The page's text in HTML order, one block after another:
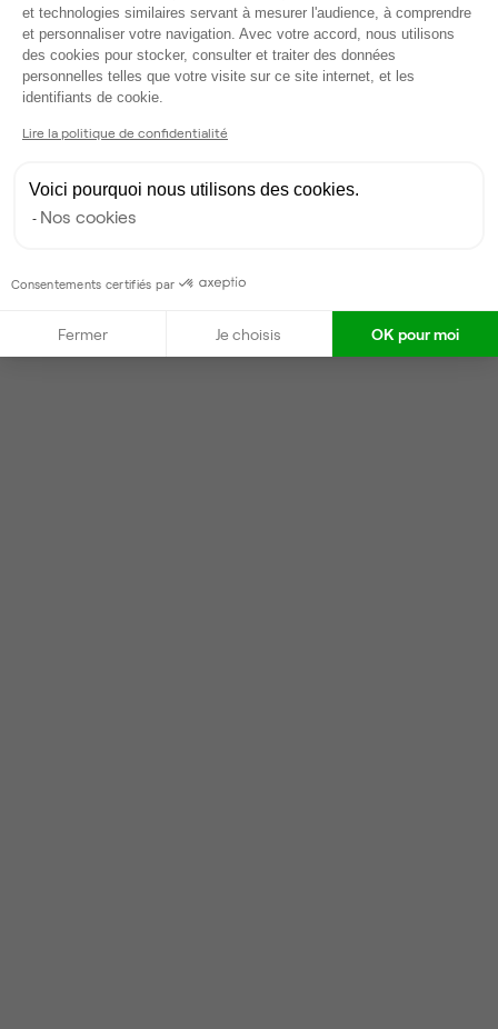
Gestionnaire de l'espace
Gari
Locataires trouvés sur Ubiq : 2
et technologies similaires servant à mesurer l'audience, à comprendre
et personnaliser votre navigation. Avec votre accord, nous utilisons
des cookies pour stocker, consulter et traiter des données
personnelles telles que votre visite sur ce site internet, et les
identifiants de cookie.
Lire la politique de confidentialité
Voici pourquoi nous utilisons des cookies.
Nos cookies
Consentements certifiés par
Fermer Je choisis OK pour moi